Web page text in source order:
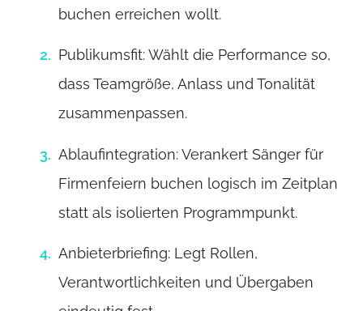
buchen erreichen wollt.
Publikumsfit: Wählt die Performance so,
dass Teamgröße, Anlass und Tonalität
zusammenpassen.
Ablaufintegration: Verankert Sänger für
Firmenfeiern buchen logisch im Zeitplan
statt als isolierten Programmpunkt.
Anbieterbriefing: Legt Rollen,
Verantwortlichkeiten und Übergaben